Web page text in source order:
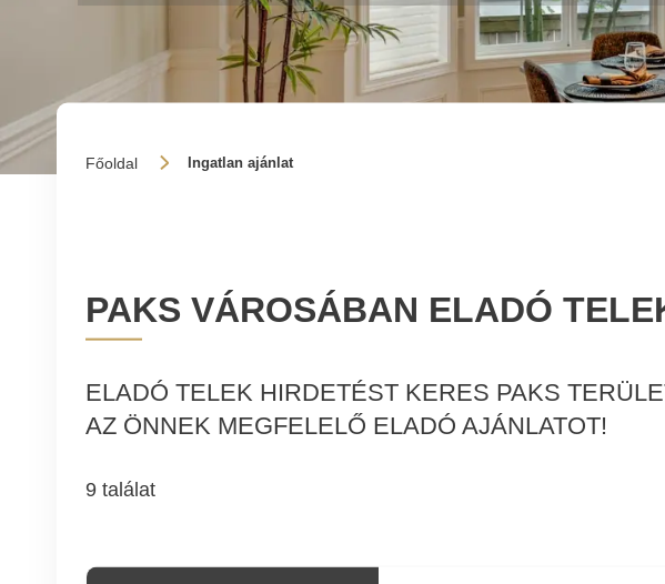
Főoldal Ingatlan ajánlat
PAKS VÁROSÁBAN ELADÓ
ELADÓ TELEK HIRDETÉST KERES PAKS
AZ ÖNNEK MEGFELELŐ ELADÓ AJÁNLATOT!
9 találat